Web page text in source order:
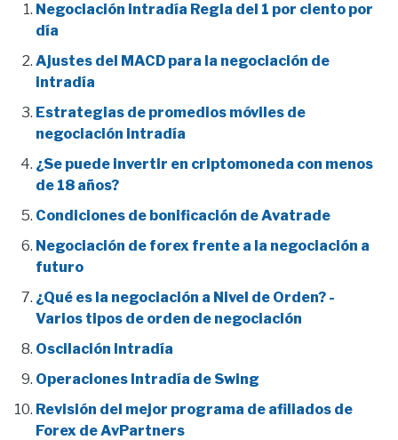
Negociación intradía Regla del 1 por ciento por
día
Ajustes del MACD para la negociación de
intradía
Estrategias de promedios móviles de
negociación intradía
¿Se puede invertir en criptomoneda con menos
de 18 años?
Condiciones de bonificación de Avatrade
Negociación de forex frente a la negociación a
futuro
¿Qué es la negociación a Nivel de Orden? -
Varios tipos de orden de negociación
Oscilación Intradía
Operaciones Intradía de Swing
Revisión del mejor programa de afiliados de
Forex de AvPartners